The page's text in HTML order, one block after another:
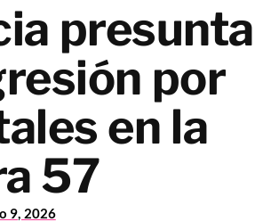
presunta
por
en la
57
9, 2026